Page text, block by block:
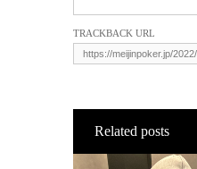
TRACKBACK URL
Related posts